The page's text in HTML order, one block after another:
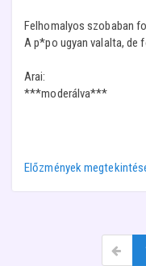
Felhomalyos szobaban
A p*po ugyan valalta, de
Arai:
***moderálva***
Előzmények